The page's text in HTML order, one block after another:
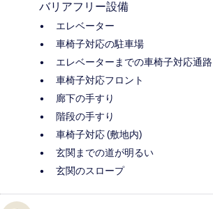
バリアフリー設備
エレベーター
車椅子対応の駐車場
エレベーターまでの車椅子対応通路
車椅子対応フロント
廊下の手すり
階段の手すり
車椅子対応 (敷地内)
玄関までの道が明るい
玄関のスロープ